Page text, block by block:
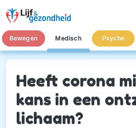
Bewegen Medisch Psyche
Heeft corona
kans in een
lichaam?